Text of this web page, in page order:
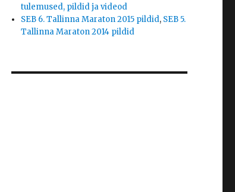
tulemused, pildid ja videod
SEB 6. Tallinna Maraton 2015 pildid, SEB 5.
Tallinna Maraton 2014 pildid